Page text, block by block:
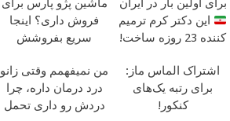
برای اولین بار در ایران
این دکتر کرم ترمیم
کننده 23 روزه ساخت!
ماشین پژو پارس برای
فروش داری؟ اینجا
سریع بفروشش
اشتراک الماس ماز:
برای رتبه یک‌های
کنکور!
من نمیفهمم وقتی زانو
درد درمان داره، چرا
دردش رو داری تحمل